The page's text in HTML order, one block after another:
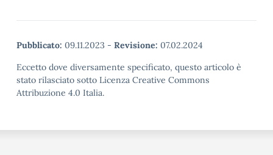
Pubblicato: 09.11.2023 - Revisione: 07.02.2024
Eccetto dove diversamente specificato, questo articolo è
stato rilasciato sotto Licenza Creative Commons
Attribuzione 4.0 Italia.